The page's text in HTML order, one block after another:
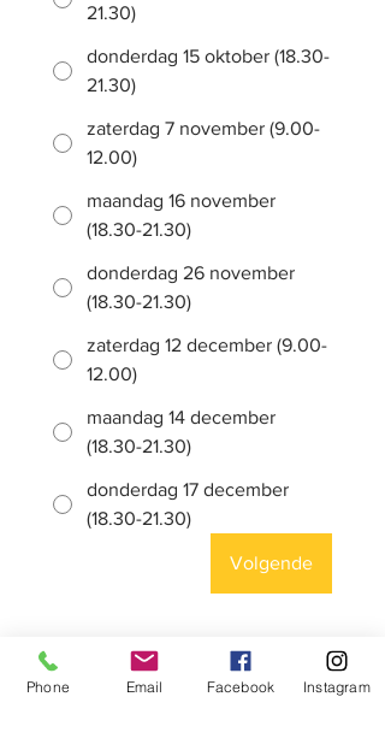
21.30)
donderdag 15 oktober (18.30-
21.30)
zaterdag 7 november (9.00-
12.00)
maandag 16 november
(18.30-21.30)
donderdag 26 november
(18.30-21.30)
zaterdag 12 december (9.00-
12.00)
maandag 14 december
(18.30-21.30)
donderdag 17 december
(18.30-21.30)
Volgende
Puur .Mama
Phone Email Facebook Instagram